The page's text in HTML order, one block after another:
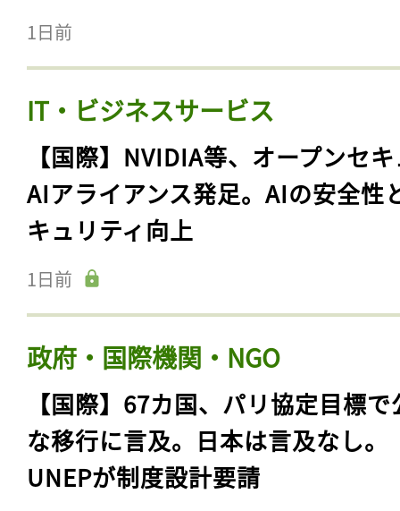
1日前
IT・ビジネスサービス
【国際】NVIDIA等、オープンセ
AIアライアンス発足。AIの安全性
キュリティ向上
1日前
政府・国際機関・NGO
【国際】67カ国、パリ協定目標で
な移行に言及。日本は言及なし。
UNEPが制度設計要請